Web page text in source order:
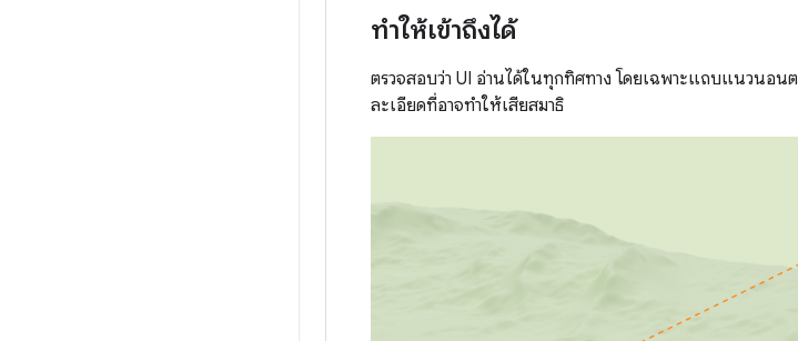
ทำให้เข้าถึงได้
ตรวจสอบว่า UI อ่านได้ในทุกทิศทาง โดยเฉพาะแถบแนวนอน
ละเอียดที่อาจทำให้เสียสมาธิ